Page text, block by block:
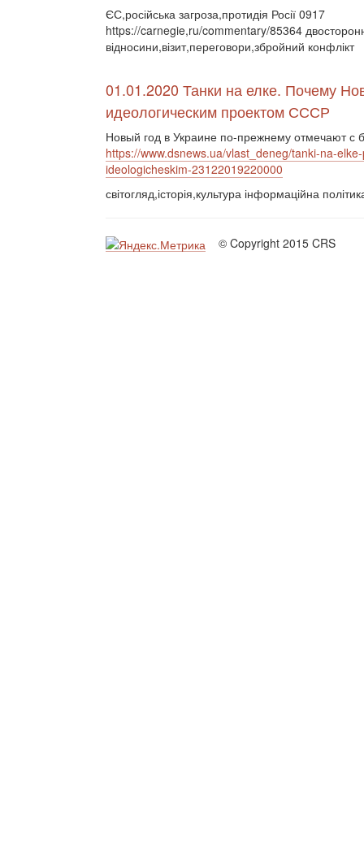
ЄС,російська загроза,протидія Росії 0917
https://carnegie,ru/commentary/85364
відносини,візит,переговори,збройний конфлікт
01.01.2020 Танки на елке. Почему
идеологическим проектом СССР
Новый год в Украине по-прежнему отмечают
https://www.dsnews.ua/vlast_deneg/tanki-na-
ideologicheskim-23122019220000
світогляд,історія,культура інформаційна
© Copyright 2015 CRS